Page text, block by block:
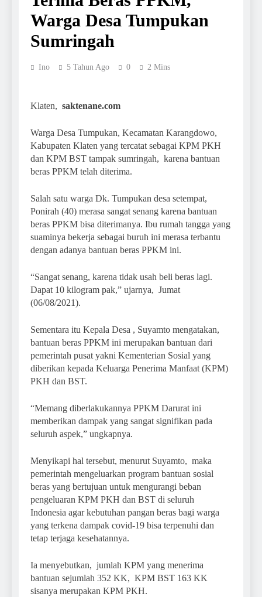
Warga Desa Tumpukan
Sumringah
Ino 5 Tahun Ago 0 2 Mins
Klaten, saktenane.com
Warga Desa Tumpukan, Kecamatan Karangdowo,
Kabupaten Klaten yang tercatat sebagai KPM PKH
dan KPM BST tampak sumringah, karena bantuan
beras PPKM telah diterima.
Salah satu warga Dk. Tumpukan desa setempat,
Ponirah (40) merasa sangat senang karena bantuan
beras PPKM bisa diterimanya. Ibu rumah tangga yang
suaminya bekerja sebagai buruh ini merasa terbantu
dengan adanya bantuan beras PPKM ini.
“Sangat senang, karena tidak usah beli beras lagi.
Dapat 10 kilogram pak,” ujarnya, Jumat
(06/08/2021).
Sementara itu Kepala Desa , Suyamto mengatakan,
bantuan beras PPKM ini merupakan bantuan dari
pemerintah pusat yakni Kementerian Sosial yang
diberikan kepada Keluarga Penerima Manfaat (KPM)
PKH dan BST.
“Memang diberlakukannya PPKM Darurat ini
memberikan dampak yang sangat signifikan pada
seluruh aspek,” ungkapnya.
Menyikapi hal tersebut, menurut Suyamto, maka
pemerintah mengeluarkan program bantuan sosial
beras yang bertujuan untuk mengurangi beban
pengeluaran KPM PKH dan BST di seluruh
Indonesia agar kebutuhan pangan beras bagi warga
yang terkena dampak covid-19 bisa terpenuhi dan
tetap terjaga kesehatannya.
Ia menyebutkan, jumlah KPM yang menerima
bantuan sejumlah 352 KK, KPM BST 163 KK
sisanya merupakan KPM PKH.